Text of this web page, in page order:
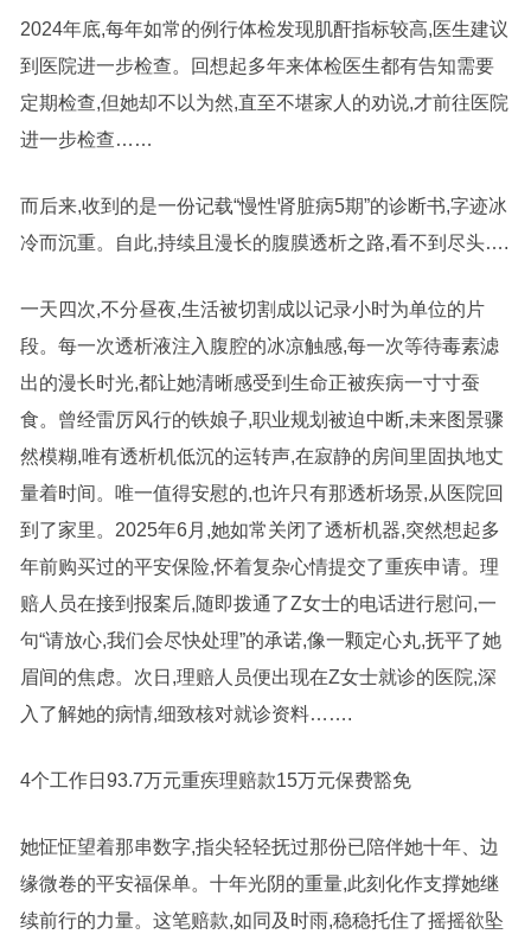
2024年底,每年如常的例行体检发现肌酐指标较高,医生建议
到医院进一步检查。回想起多年来体检医生都有告知需要
定期检查,但她却不以为然,直至不堪家人的劝说,才前往医院
进一步检查……
而后来,收到的是一份记载“慢性肾脏病5期”的诊断书,字迹冰
冷而沉重。自此,持续且漫长的腹膜透析之路,看不到尽头….
一天四次,不分昼夜,生活被切割成以记录小时为单位的片
段。每一次透析液注入腹腔的冰凉触感,每一次等待毒素滤
出的漫长时光,都让她清晰感受到生命正被疾病一寸寸蚕
食。曾经雷厉风行的铁娘子,职业规划被迫中断,未来图景骤
然模糊,唯有透析机低沉的运转声,在寂静的房间里固执地丈
量着时间。唯一值得安慰的,也许只有那透析场景,从医院回
到了家里。2025年6月,她如常关闭了透析机器,突然想起多
年前购买过的平安保险,怀着复杂心情提交了重疾申请。理
赔人员在接到报案后,随即拨通了Z女士的电话进行慰问,一
句“请放心,我们会尽快处理”的承诺,像一颗定心丸,抚平了她
眉间的焦虑。次日,理赔人员便出现在Z女士就诊的医院,深
入了解她的病情,细致核对就诊资料…….
4个工作日93.7万元重疾理赔款15万元保费豁免
她怔怔望着那串数字,指尖轻轻抚过那份已陪伴她十年、边
缘微卷的平安福保单。十年光阴的重量,此刻化作支撑她继
续前行的力量。这笔赔款,如同及时雨,稳稳托住了摇摇欲坠